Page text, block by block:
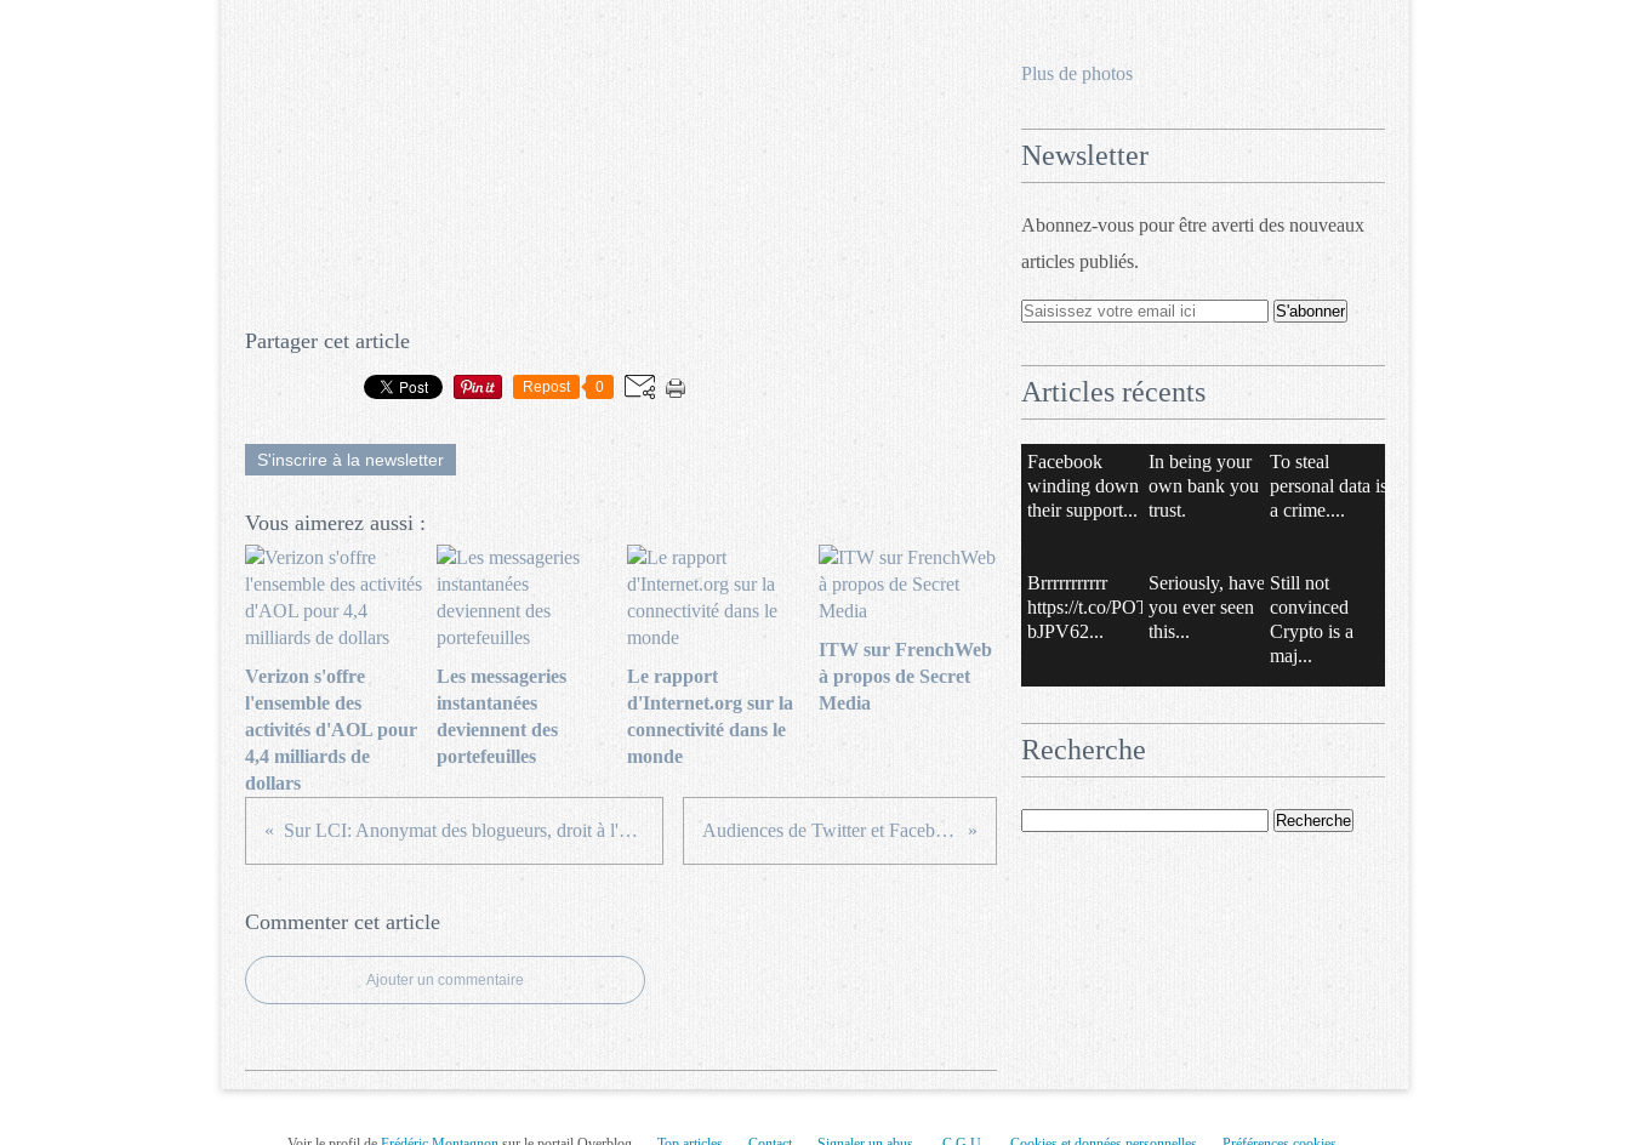
Partager cet article
Repost 0
S'inscrire à la newsletter
Vous aimerez aussi :
Verizon s'offre
l'ensemble des
activités d'AOL pour
4,4 milliards de
dollars
Les messageries
instantanées
deviennent des
portefeuilles
Le rapport
d'Internet.org sur la
connectivité dans le
monde
ITW sur FrenchWeb
à propos de Secret
Media
Sur LCI: Anonymat des blogueurs, droit à l'oubli, vie privée ... Audiences de Twitter et Facebook en France
Commenter cet article
Ajouter un commentaire
Plus de photos
Newsletter
Abonnez-vous pour être averti des nouveaux
articles publiés.
Articles récents
Facebook
winding down
their support...
In being your
own bank you
trust.
To steal
personal data is
a crime....
Brrrrrrrrrrr
https://t.co/POT
bJPV62...
Seriously, have
you ever seen
this...
Still not
convinced
Crypto is a
maj...
Recherche